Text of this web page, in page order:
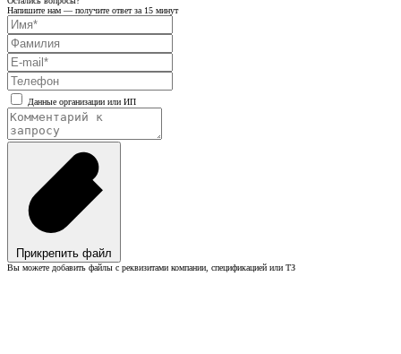
Напишите нам — получите ответ за 15 минут
Данные организации или ИП
Прикрепить файл
Вы можете добавить файлы с реквизитами компании, спецификацией или ТЗ